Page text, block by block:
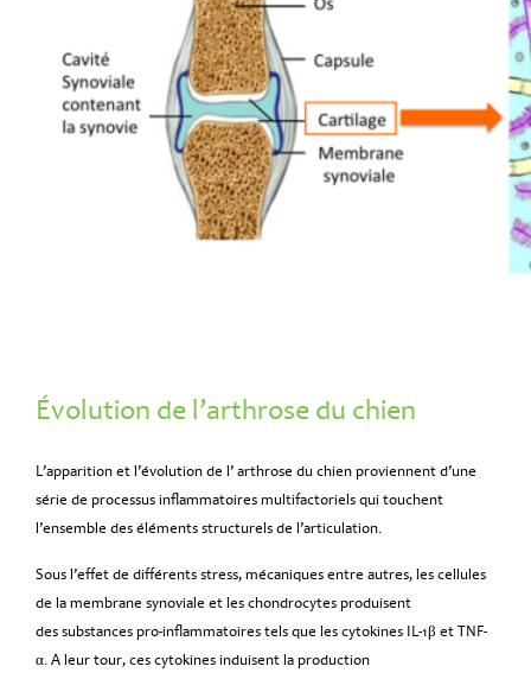
Évolution de l’arthrose du chien
L’apparition et l’évolution de l’ arthrose du chien proviennent d’une
série de processus inflammatoires multifactoriels qui touchent
l’ensemble des éléments structurels de l’articulation.
Sous l’effet de différents stress, mécaniques entre autres, les cellules
de la membrane synoviale et les chondrocytes produisent
des substances pro-inflammatoires tels que les cytokines IL-1β et TNF-
α. A leur tour, ces cytokines induisent la production